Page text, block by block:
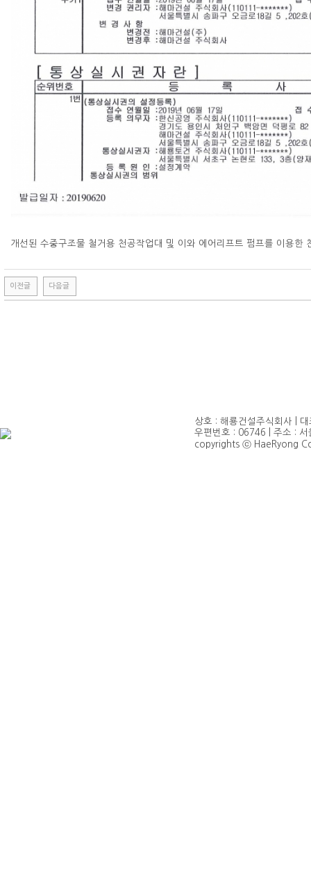
개선된 수중구조물 철거용 천공작업대 및 이와 에어리프트 펌프를 이용한
이전글 다음글
상호 : 해룡건설주식회사 |
우편번호 : 06746 | 주소 :
copyrights ⓒ HaeRyong